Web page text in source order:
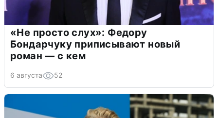
«Не просто слух»: Федору
Бондарчуку приписывают новый
роман — с кем
6 августа 52